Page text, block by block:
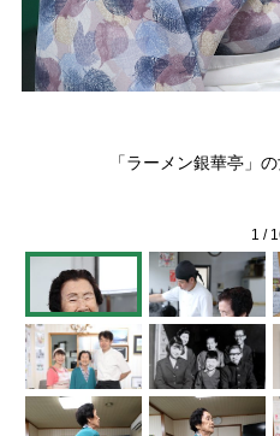
「ラーメン銀華亭」
1 /